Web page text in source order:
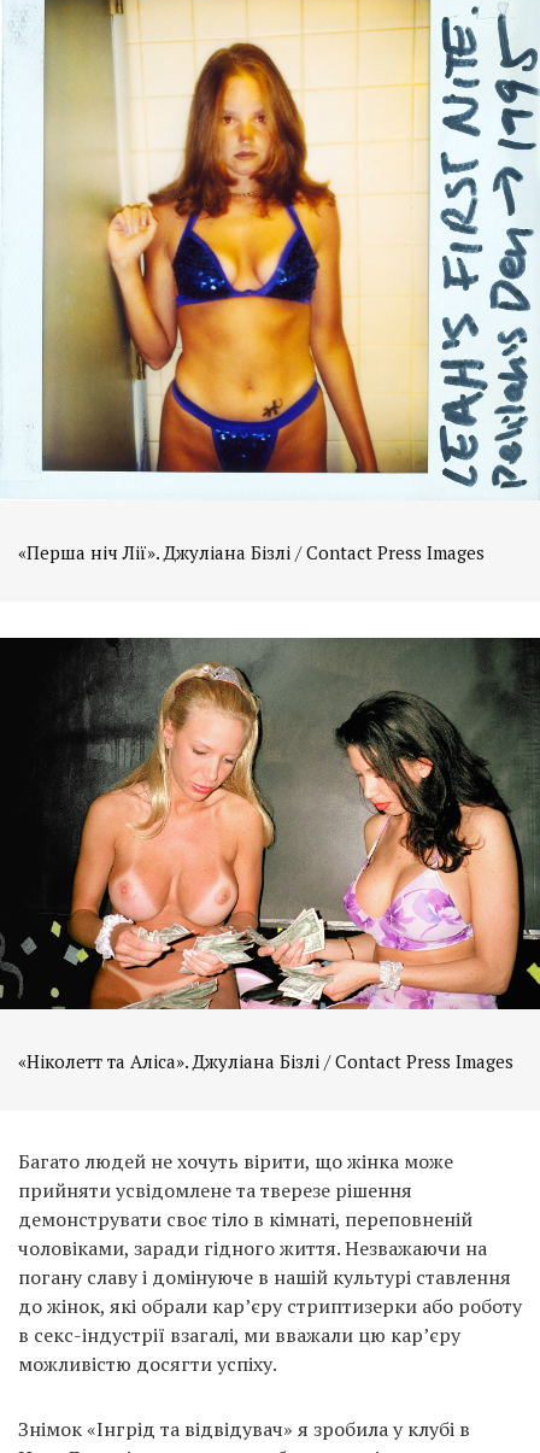
«Перша ніч Лії». Джуліана Бізлі / Contact Press Images
«Ніколетт та Аліса». Джуліана Бізлі / Contact Press Images
Багато людей не хочуть вірити, що жінка може
прийняти усвідомлене та тверезе рішення
демонструвати своє тіло в кімнаті, переповненій
чоловіками, заради гідного життя. Незважаючи на
погану славу і домінуюче в нашій культурі ставлення
до жінок, які обрали кар’єру стриптизерки або роботу
в секс-індустрії взагалі, ми вважали цю кар’єру
можливістю досягти успіху.
Знімок «Інгрід та відвідувач» я зробила у клубі в